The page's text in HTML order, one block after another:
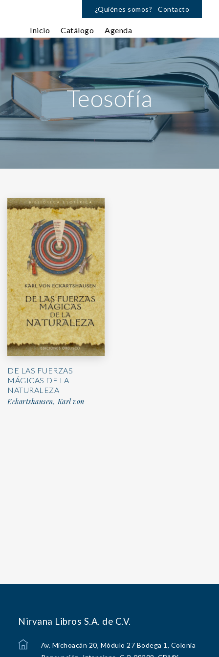
¿Quiénes somos? Contacto
Inicio Catálogo Agenda
Teosofía
DE LAS FUERZAS
MÁGICAS DE LA
NATURALEZA
Eckartshausen, Karl von
Nirvana Libros S.A. de C.V.
Av. Michoacán 20, Módulo 27 Bodega 1, Colonia